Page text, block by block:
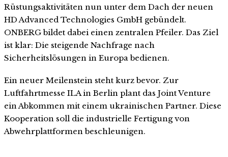
Rüstungsaktivitäten nun unter dem Dach der neuen
HD Advanced Technologies GmbH gebündelt.
ONBERG bildet dabei einen zentralen Pfeiler. Das Ziel
ist klar: Die steigende Nachfrage nach
Sicherheitslösungen in Europa bedienen.
Ein neuer Meilenstein steht kurz bevor. Zur
Luftfahrtmesse ILA in Berlin plant das Joint Venture
ein Abkommen mit einem ukrainischen Partner. Diese
Kooperation soll die industrielle Fertigung von
Abwehrplattformen beschleunigen.